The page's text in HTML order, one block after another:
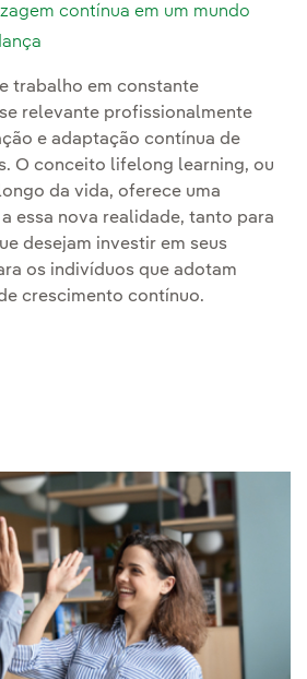
contínua em um mundo
trabalho em constante
relevante profissionalmente
e adaptação contínua de
O conceito lifelong learning, ou
da vida, oferece uma
essa nova realidade, tanto para
desejam investir em seus
os indivíduos que adotam
crescimento contínuo.
da aprendizagem contínua
valor da aprendizagem contínua
O valor da aprendizagem